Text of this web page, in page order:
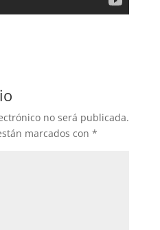
no será publicada.
marcados con *